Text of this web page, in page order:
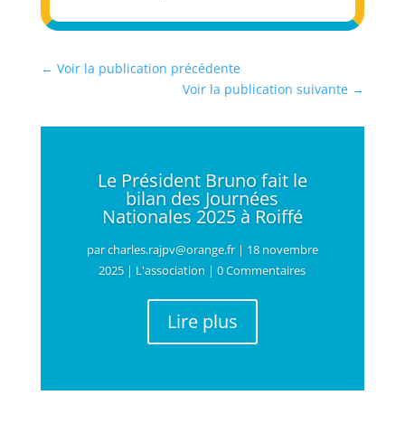
← Voir la publication précédente
Voir la publication suivante →
Le Président Bruno fait le
bilan des Journées
Nationales 2025 à Roiffé
parcharles.rajpv@orange.fr| 18 novembre
2025 | L'association | 0 Commentaires
Lire plus